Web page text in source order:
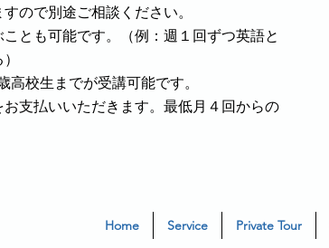
ので別途ご相談ください。
とも可能です。（例：週１回ずつ英語と
校生までが受講可能です。
支払いいただきます。最低月４回からの
Home Service Private Tour